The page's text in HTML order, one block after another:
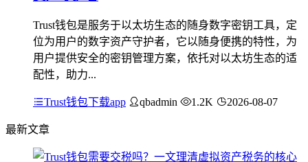
Trust钱包是服务于以太坊生态的随身数字密钥工具，定
位为用户的数字资产守护者，它以随身便携的特性，为
用户提供安全的密钥管理方案，依托对以太坊生态的适
配性，助力...
Trust钱包下载app qbadmin 1.2K 2026-08-07
最新文章